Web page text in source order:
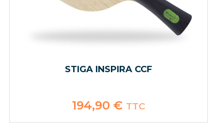
STIGA INSPIRA CCF
194,90 € TTC